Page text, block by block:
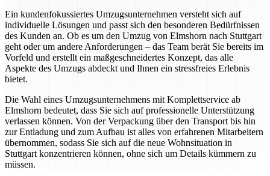
Ein kundenfokussiertes Umzugsunternehmen versteht sich auf
individuelle Lösungen und passt sich den besonderen Bedürfnissen
des Kunden an. Ob es um den Umzug von Elmshorn nach Stuttgart
geht oder um andere Anforderungen – das Team berät Sie bereits im
Vorfeld und erstellt ein maßgeschneidertes Konzept, das alle
Aspekte des Umzugs abdeckt und Ihnen ein stressfreies Erlebnis
bietet.
Die Wahl eines Umzugsunternehmens mit Komplettservice ab
Elmshorn bedeutet, dass Sie sich auf professionelle Unterstützung
verlassen können. Von der Verpackung über den Transport bis hin
zur Entladung und zum Aufbau ist alles von erfahrenen Mitarbeitern
übernommen, sodass Sie sich auf die neue Wohnsituation in
Stuttgart konzentrieren können, ohne sich um Details kümmern zu
müssen.